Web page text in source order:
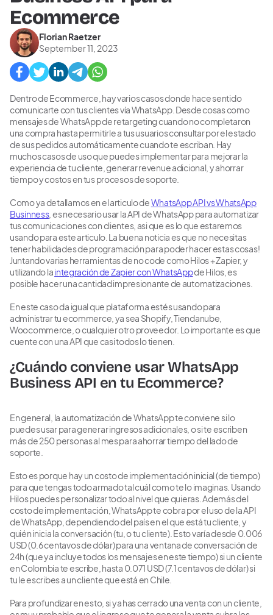
Ecommerce
Florian Raetzer
September 11, 2023
Dentro de Ecommerce, hay varios casos donde hace sentido
comunicarte con tus clientes vía WhatsApp. Desde cosas como
mensajes de WhatsApp de retargeting cuando no completaron
una compra hasta permitirle a tus usuarios consultar por el estado
de sus pedidos automáticamente cuando te escriban. Hay
muchos casos de uso que puedes implementar para mejorar la
experiencia de tu cliente, generar revenue adicional, y ahorrar
tiempo y costos en tus procesos de soporte. ‍
Como ya detallamos en el articulo deWhatsApp API vs WhatsApp
Businness, es necesario usar la API de WhatsApp para automatizar
tus comunicaciones con clientes, asi que es lo que estaremos
usando para este articulo. La buena noticia es que no necesitas
tener habilidades de programación para poder hacer estas cosas!
Juntando varias herramientas de no code como Hilos + Zapier, y
utilizando laintegración de Zapier con WhatsAppde Hilos, es
posible hacer una cantidad impresionante de automatizaciones.‍
En este caso da igual que plataforma estés usando para
administrar tu ecommerce, ya sea Shopify, Tiendanube,
Woocommerce, o cualquier otro proveedor. Lo importante es que
cuente con una API que casi todos lo tienen.
¿Cuándo conviene usar WhatsApp
Business API en tu Ecommerce?
En general, la automatización de WhatsApp te conviene si lo
puedes usar para generar ingresos adicionales, o si te escriben
más de 250 personas al mes para ahorrar tiempo del lado de
soporte.
Esto es porque hay un costo de implementación inicial (de tiempo)
para que tengas todo armado tal cuál como te lo imaginas. Usando
Hilos puedes personalizar todo al nivel que quieras. Además del
costo de implementación, WhatsApp te cobra por el uso de la API
de WhatsApp, dependiendo del país en el que está tu cliente, y
quién inicia la conversación (tu, o tu cliente). Esto varía desde 0.006
USD (0.6 centavos de dólar) para una ventana de conversación de
24h (que ya incluye todos los mensajes en este tiempo) si un cliente
en Colombia te escribe, hasta 0.071 USD (7.1 centavos de dólar) si
tu le escribes a un cliente que está en Chile.
Para profundizar en esto, si ya has cerrado una venta con un cliente,